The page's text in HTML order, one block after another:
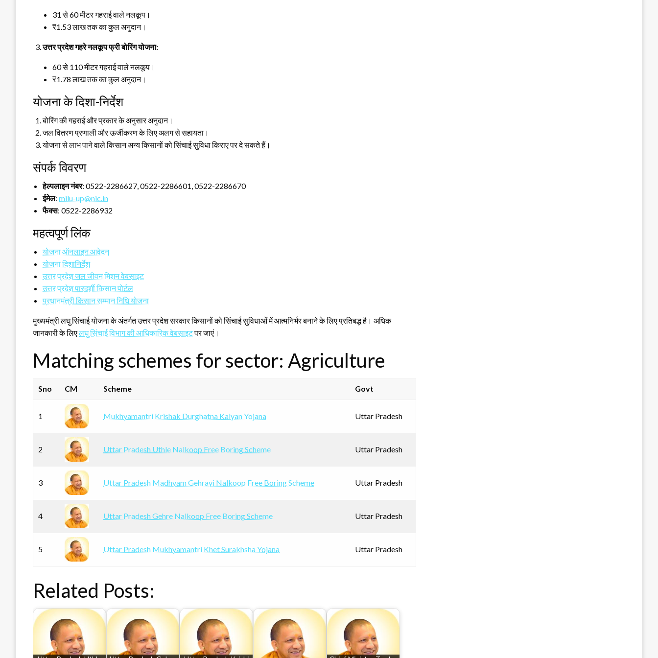
31 से 60 मीटर गहराई वाले नलकूप।
₹1.53 लाख तक का कुल अनुदान।
उत्तर प्रदेश गहरे नलकूप फ्री बोरिंग योजना:
60 से 110 मीटर गहराई वाले नलकूप।
₹1.78 लाख तक का कुल अनुदान।
योजना के दिशा-निर्देश
बोरिंग की गहराई और प्रकार के अनुसार अनुदान।
जल वितरण प्रणाली और ऊर्जीकरण के लिए अलग से सहायता।
योजना से लाभ पाने वाले किसान अन्य किसानों को सिंचाई सुविधा किराए पर दे सकते हैं।
संपर्क विवरण
हेल्पलाइन नंबर: 0522-2286627, 0522-2286601, 0522-2286670
ईमेल: milu-up@nic.in
फैक्स: 0522-2286932
महत्वपूर्ण लिंक
योजना ऑनलाइन आवेदन
योजना दिशानिर्देश
उत्तर प्रदेश जल जीवन मिशन वेबसाइट
उत्तर प्रदेश पारदर्शी किसान पोर्टल
प्रधानमंत्री किसान सम्मान निधि योजना
मुख्यमंत्री लघु सिंचाई योजना के अंतर्गत उत्तर प्रदेश सरकार किसानों को सिंचाई सुविधाओं में आत्मनिर्भर बनाने के लिए प्रतिबद्ध है। अधिक
जानकारी के लिएलघु सिंचाई विभाग की आधिकारिक वेबसाइटपर जाएं।
Matching schemes for sector: Agriculture
Sno CM Scheme Govt
1 Mukhyamantri Krishak Durghatna Kalyan Yojana Uttar Pradesh
2 Uttar Pradesh Uthle Nalkoop Free Boring Scheme Uttar Pradesh
3 Uttar Pradesh Madhyam Gehrayi Nalkoop Free Boring Scheme Uttar Pradesh
4 Uttar Pradesh Gehre Nalkoop Free Boring Scheme Uttar Pradesh
5 Uttar Pradesh Mukhyamantri Khet Surakhsha Yojana Uttar Pradesh
Related Posts: